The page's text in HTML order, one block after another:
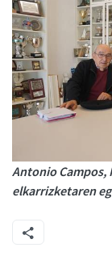
Antonio Campos,
elkarrizketaren